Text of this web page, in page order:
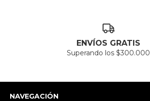
ENVÍOS GRATIS
Superando los $300.000
NAVEGACIÓN